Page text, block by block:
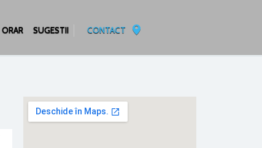
ORAR SUGESTII CONTACT